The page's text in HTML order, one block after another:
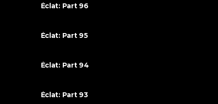
Éclat: Part 96
Éclat: Part 95
Éclat: Part 94
Éclat: Part 93